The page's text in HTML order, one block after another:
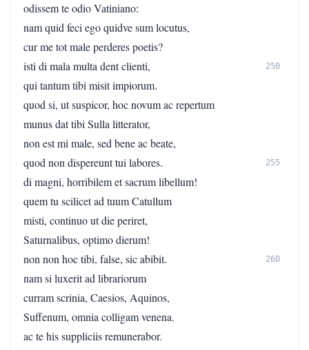
odissem te odio Vatiniano:
nam quid feci ego quidve sum locutus,
cur me tot male perderes poetis?
isti di mala multa dent clienti,
250
qui tantum tibi misit impiorum.
quod si, ut suspicor, hoc novum ac repertum
munus dat tibi Sulla litterator,
non est mi male, sed bene ac beate,
quod non dispereunt tui labores.
255
di magni, horribilem et sacrum libellum!
quem tu scilicet ad tuum Catullum
misti, continuo ut die periret,
Saturnalibus, optimo dierum!
non non hoc tibi, false, sic abibit.
260
nam si luxerit ad librariorum
curram scrinia, Caesios, Aquinos,
Suffenum, omnia colligam venena.
ac te his suppliciis remunerabor.